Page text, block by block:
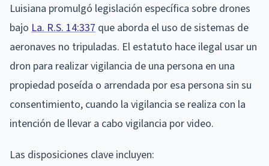
Luisiana promulgó legislación específica sobre drones
bajo La. R.S. 14:337 que aborda el uso de sistemas de
aeronaves no tripuladas. El estatuto hace ilegal usar un
dron para realizar vigilancia de una persona en una
propiedad poseída o arrendada por esa persona sin su
consentimiento, cuando la vigilancia se realiza con la
intención de llevar a cabo vigilancia por video.
Las disposiciones clave incluyen: